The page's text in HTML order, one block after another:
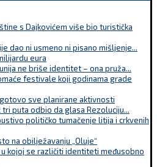
s Dajkovićem više bio turistička
dao ni usmeno ni pisano mišljenje...
eura
ne briše identitet – ona pruža...
festivale koji godinama grade
sve planirane aktivnosti
puta odbio da glasa Rezoluciju...
političko tumačenje litija i crkvenih
na obilježavanju „Oluje“
kojoj se različiti identiteti međusobno